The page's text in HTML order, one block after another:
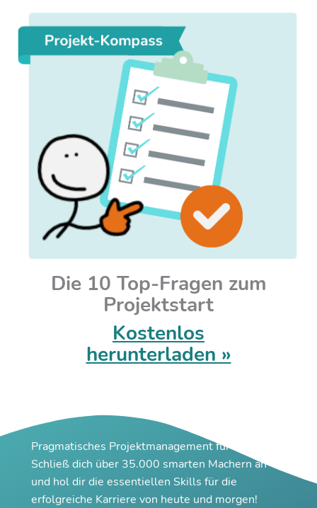
Die 10 Top-Fragen zum
Projektstart
Kostenlos
herunterladen »
Pragmatisches Projektmanagement für Macher
Schließ dich über 35.000 smarten Machern an
und hol dir die essentiellen Skills für die
erfolgreiche Karriere von heute und morgen!